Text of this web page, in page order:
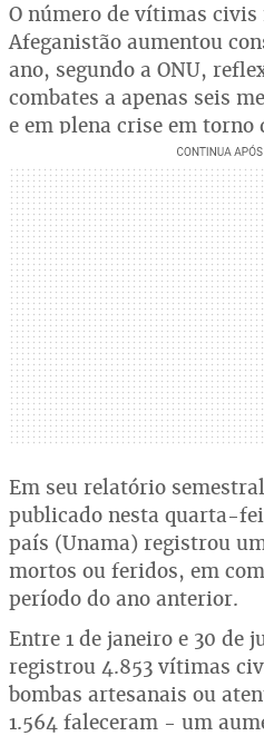
O número de vítimas
Afeganistão aumentou
ano, segundo a ONU,
combates a apenas seis
e em plena crise em torno
Em seu relatório
publicado nesta quarta-
país (Unama) registrou
mortos ou feridos, em
período do ano anterior.
Entre 1 de janeiro e 30 de
registrou 4.853 vítimas
bombas artesanais ou
1.564 faleceram - um